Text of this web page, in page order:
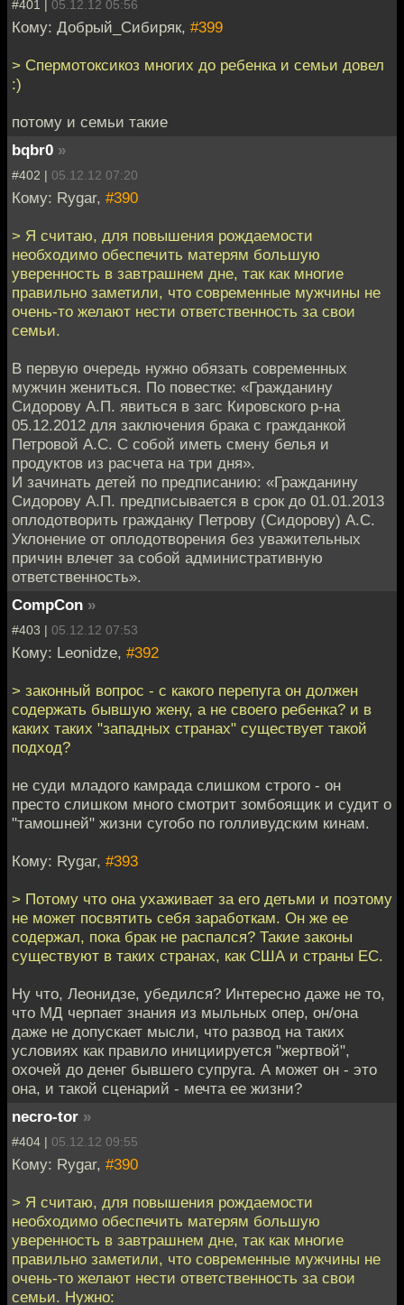
#401 | 05.12.12 05:56
Кому: Добрый_Сибиряк, #399
> Спермотоксикоз многих до ребенка и семьи довел
:)
потому и семьи такие
bqbr0 »
#402 | 05.12.12 07:20
Кому: Rygar, #390
> Я считаю, для повышения рождаемости
необходимо обеспечить матерям большую
уверенность в завтрашнем дне, так как многие
правильно заметили, что современные мужчины не
очень-то желают нести ответственность за свои
семьи.
В первую очередь нужно обязать современных
мужчин жениться. По повестке: «Гражданину
Сидорову А.П. явиться в загс Кировского р-на
05.12.2012 для заключения брака с гражданкой
Петровой А.С. С собой иметь смену белья и
продуктов из расчета на три дня».
И зачинать детей по предписанию: «Гражданину
Сидорову А.П. предписывается в срок до 01.01.2013
оплодотворить гражданку Петрову (Сидорову) А.С.
Уклонение от оплодотворения без уважительных
причин влечет за собой административную
ответственность».
CompCon »
#403 | 05.12.12 07:53
Кому: Leonidze, #392
> законный вопрос - с какого перепуга он должен
содержать бывшую жену, а не своего ребенка? и в
каких таких "западных странах" существует такой
подход?
не суди младого камрада слишком строго - он
престо слишком много смотрит зомбоящик и судит о
"тамошней" жизни сугобо по голливудским кинам.
Кому: Rygar, #393
> Потому что она ухаживает за его детьми и поэтому
не может посвятить себя заработкам. Он же ее
содержал, пока брак не распался? Такие законы
существуют в таких странах, как США и страны ЕС.
Ну что, Леонидзе, убедился? Интересно даже не то,
что МД черпает знания из мыльных опер, он/она
даже не допускает мысли, что развод на таких
условиях как правило инициируется "жертвой",
охочей до денег бывшего супруга. А может он - это
она, и такой сценарий - мечта ее жизни?
necro-tor »
#404 | 05.12.12 09:55
Кому: Rygar, #390
> Я считаю, для повышения рождаемости
необходимо обеспечить матерям большую
уверенность в завтрашнем дне, так как многие
правильно заметили, что современные мужчины не
очень-то желают нести ответственность за свои
семьи. Нужно: